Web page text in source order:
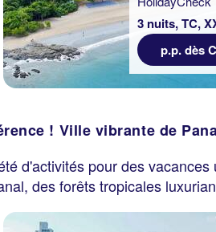
3 nuits, TC,
p.p. dès
! Ville vibrante de
d'activités pour des
des forêts tropicales